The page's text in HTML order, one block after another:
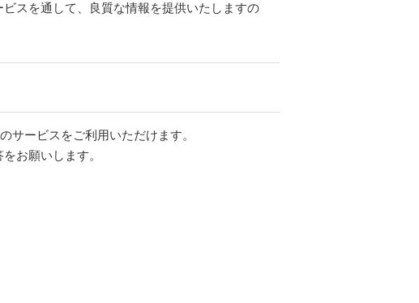
スを通して、良質な情報を提供いたしますの
サービスをご利用いただけます。
お願いします。